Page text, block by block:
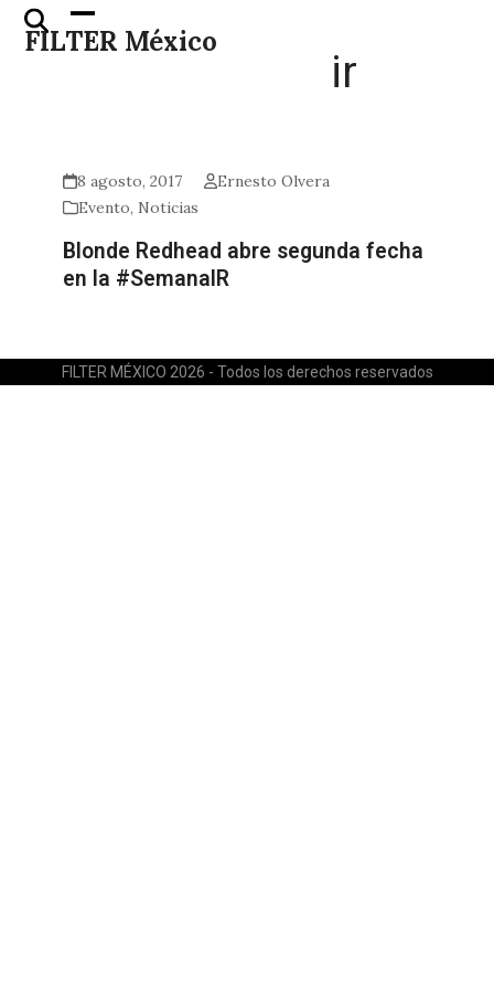
Skip
FILTER México
Open
mobile
Close
mobile
ir
8 agosto, 2017
Ernesto Olvera
Evento, Noticias
Blonde Redhead abre segunda fecha
en la #SemanaIR
FILTER MÉXICO 2026 - Todos los derechos reservados